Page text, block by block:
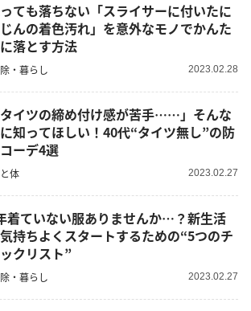
ても落ちない「スライサーに付いたに
んの着色汚れ」を意外なモノでかんた
落とす方法
・暮らし 2023.02.28
タイツの締め付け感が苦手……」そんな
知ってほしい！40代“タイツ無し”の防
ーデ4選
体 2023.02.27
着ていない服ありませんか…？新生活
持ちよくスタートするための“5つのチ
クリスト”
・暮らし 2023.02.27